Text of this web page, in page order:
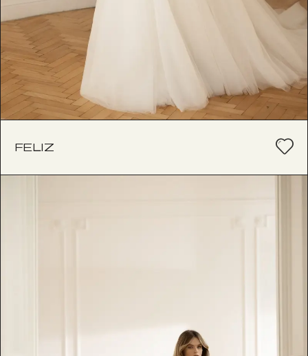
FELIZ